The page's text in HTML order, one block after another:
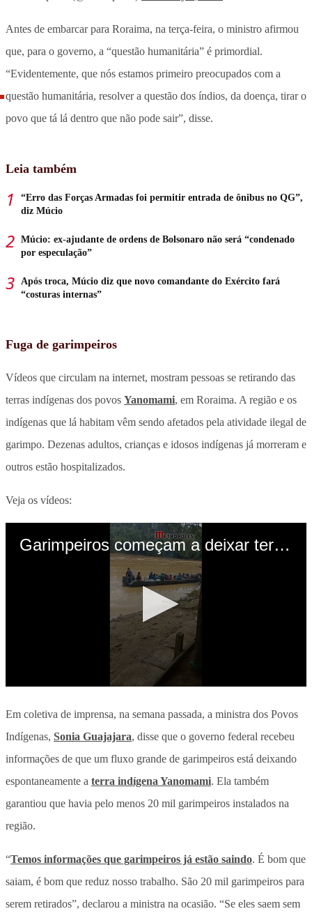
Antes de embarcar para Roraima, na terça-feira, o ministro afirmou
que, para o governo, a “questão humanitária” é primordial.
“Evidentemente, que nós estamos primeiro preocupados com a
questão humanitária, resolver a questão dos índios, da doença, tirar o
povo que tá lá dentro que não pode sair”, disse.
Leia também
“Erro das Forças Armadas foi permitir entrada de ônibus no QG”,
diz Múcio
Múcio: ex-ajudante de ordens de Bolsonaro não será “condenado
por especulação”
Após troca, Múcio diz que novo comandante do Exército fará
“costuras internas”
Fuga de garimpeiros
Vídeos que circulam na internet, mostram pessoas se retirando das
terras indígenas dos povos Yanomami, em Roraima. A região e os
indígenas que lá habitam vêm sendo afetados pela atividade ilegal de
garimpo. Dezenas adultos, crianças e idosos indígenas já morreram e
outros estão hospitalizados.
Veja os vídeos:
Em coletiva de imprensa, na semana passada, a ministra dos Povos
Indígenas, Sonia Guajajara, disse que o governo federal recebeu
informações de que um fluxo grande de garimpeiros está deixando
espontaneamente a terra indígena Yanomami. Ela também
garantiou que havia pelo menos 20 mil garimpeiros instalados na
região.
“Temos informações que garimpeiros já estão saindo. É bom que
saiam, é bom que reduz nosso trabalho. São 20 mil garimpeiros para
serem retirados”, declarou a ministra na ocasião. “Se eles saem sem